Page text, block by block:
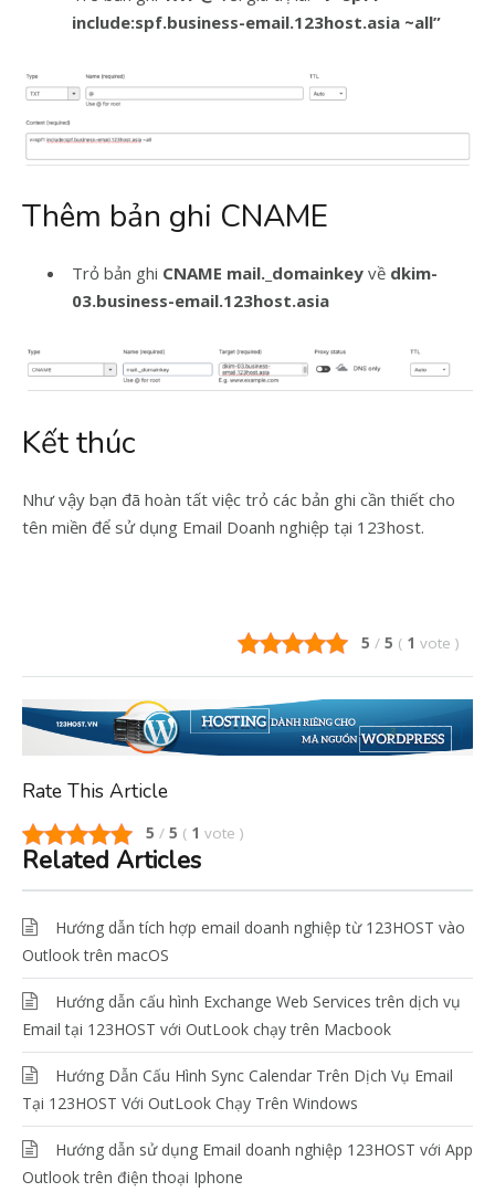
include:spf.business-email.123host.asia ~all”
Thêm bản ghi CNAME
Trỏ bản ghi CNAME mail._domainkey về dkim-
03.business-email.123host.asia
Kết thúc
Như vậy bạn đã hoàn tất việc trỏ các bản ghi cần thiết cho
tên miền để sử dụng Email Doanh nghiệp tại 123host.
5 / 5 ( 1 vote )
Rate This Article
5 / 5 ( 1 vote )
Related Articles
Hướng dẫn tích hợp email doanh nghiệp từ 123HOST vào
Outlook trên macOS
Hướng dẫn cấu hình Exchange Web Services trên dịch vụ
Email tại 123HOST với OutLook chạy trên Macbook
Hướng Dẫn Cấu Hình Sync Calendar Trên Dịch Vụ Email
Tại 123HOST Với OutLook Chạy Trên Windows
Hướng dẫn sử dụng Email doanh nghiệp 123HOST với App
Outlook trên điện thoại Iphone